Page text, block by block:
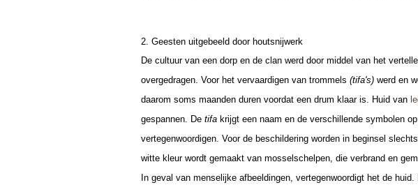
2. Geesten uitgebeeld door houtsnijwerk
De cultuur van een dorp en de clan werd door middel van het
overgedragen. Voor het vervaardigen van trommels (tifa's) werd en
daarom soms maanden duren voordat een drum klaar is. Huid van
gespannen. De tifa krijgt een naam en de verschillende symbolen
vertegenwoordigen. Voor de beschildering worden in beginsel
witte kleur wordt gemaakt van mosselschelpen, die verbrand en
In geval van menselijke afbeeldingen, vertegenwoordigt het de